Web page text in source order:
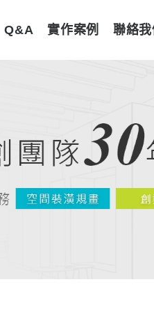
Q&A 實作案例 聯絡我